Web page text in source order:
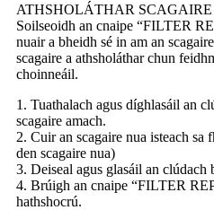
ATHSHOLÁTHAR SCAGAIRE
Soilseoidh an cnaipe “FILTER
nuair a bheidh sé in am an
scagaire a athsholáthar chun
choinneáil.
1. Tuathalach agus díghlasáil an
scagaire amach.
2. Cuir an scagaire nua isteach sa
den scagaire nua)
3. Deiseal agus glasáil an clúdach
4. Brúigh an cnaipe “FILTER
hathshocrú.